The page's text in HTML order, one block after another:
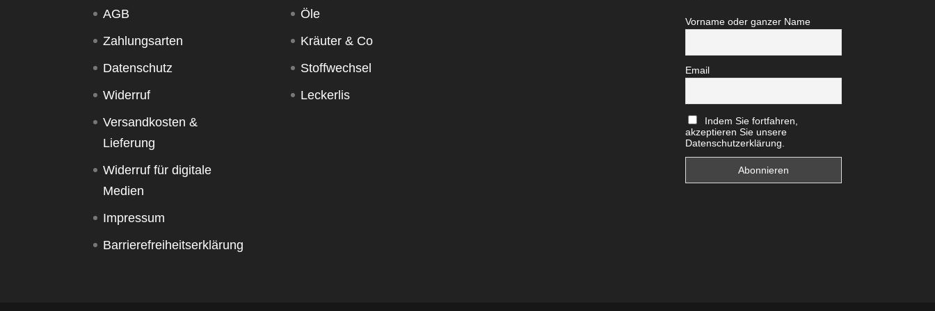
AGB
Zahlungsarten
Datenschutz
Widerruf
Versandkosten &
Lieferung
Widerruf für digitale
Medien
Impressum
Barrierefreiheitserklärung
Öle
Kräuter & Co
Stoffwechsel
Leckerlis
Vorname oder ganzer Name
Email
Indem Sie fortfahren,
akzeptieren Sie unsere
Datenschutzerklärung.